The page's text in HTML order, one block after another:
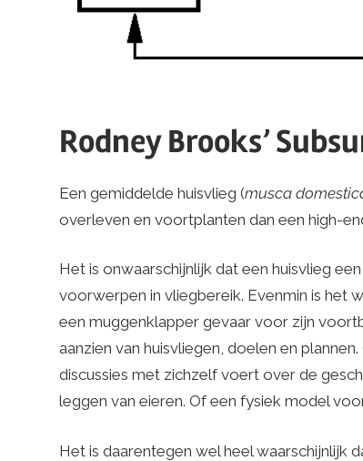
Rodney Brooks’
Een gemiddelde huisvlieg (musca
overleven en voortplanten dan een high-
Het is onwaarschijnlijk dat een huisvlieg
voorwerpen in vliegbereik. Evenmin is het
een muggenklapper gevaar voor zijn
aanzien van huisvliegen, doelen en
discussies met zichzelf voert over de
leggen van eieren. Of een fysiek model
Het is daarentegen wel heel waarschijnlijk